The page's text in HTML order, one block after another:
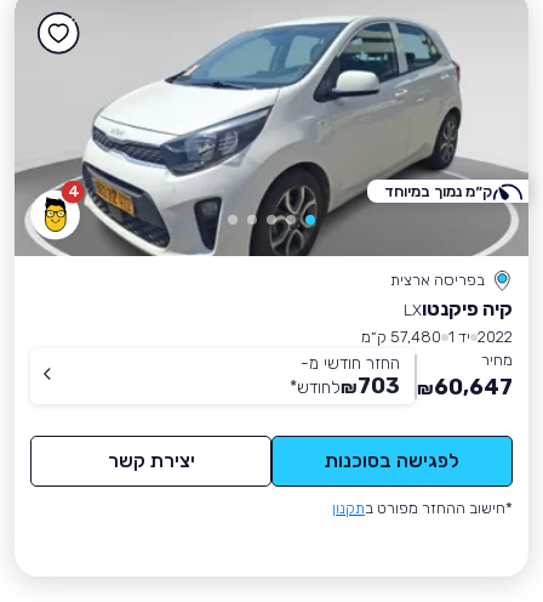
4
בפריסה ארצית
קיה פיקנטוLX
2022 יד 1
57,480 ק״מ
מחיר
60,647
₪
החזר חודשי מ-
703
₪לחודש*
לפגישה בסוכנות יצירת קשר
*חישוב ההחזר מפורט בתקנון
ק״מ נמוך במיוחד